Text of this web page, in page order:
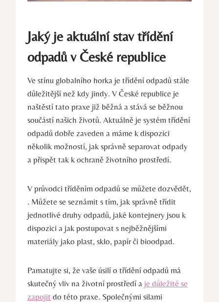
Jaký je aktuální stav třídění
odpadů v České republice
Ve stínu ⁢globalního horka je třídění odpadů stále
důležitější než kdy⁢ jindy. V České republice je
naštěstí tato​ praxe již běžná a stává se běžnou
součástí našich životů. Aktuálně je systém třídění
odpadů dobře zaveden a máme k dispozici
několik možností, ⁤jak‍ správně separovat odpady
a přispět ​tak k ochraně životního prostředí.
V průvodci tříděním odpadů se můžete dozvědět,
. Můžete se seznámit s tím,‍ jak správně třídit
jednotlivé druhy odpadů, jaké kontejnery jsou k
dispozici a jak postupovat s nejběžnějšími
materiály jako plast, ‍sklo, papír či‌ bioodpad.
Pamatujte si, že vaše úsilí o třídění odpadů má⁤
skutečný vliv na ⁢životní prostředí⁣ a je důležité se
zapojit do této praxe.‌ Společnými silami​